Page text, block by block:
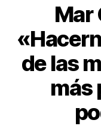
Mar
de las
más